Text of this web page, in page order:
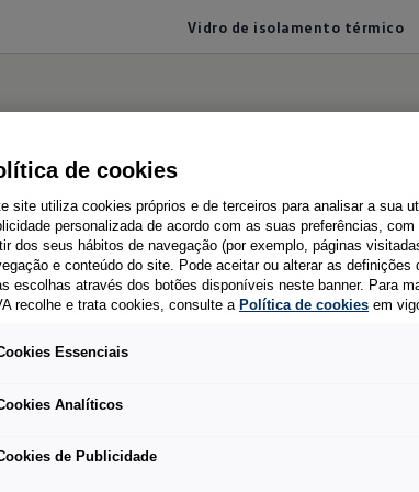
Vidro de isolamento térmico
isolamento
ocalor lá fora
reduzem significativamente o calor no
de cookies
site utiliza cookies próprios e de terceiros para analisar a sua
personalizada de acordo com as suas preferências,
dos seus hábitos de navegação (por exemplo, páginas
e conteúdo do site. Pode aceitar ou alterar as definições
escolhas através dos botões disponíveis neste banner. Para
recolhe e trata cookies, consulte a Política de cookies em
Essenciais
Analíticos
de Publicidade